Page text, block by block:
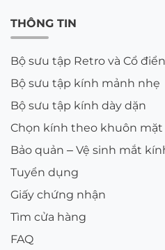
Chiết suất 1.67 ASP:
kính phẳng phẳng
râm cận của bạn nhìn
chiếc kính mát thời
bị lộ phần rìa nhựa dày
3.2. Chọn theo
(Style)
Nhuộm màu đặc
có một màu duy nhất
đậm nhạt tùy chọn
THÔNG TIN
Bộ sưu tập Retro và Cổ điển
Bộ sưu tập kính mảnh nhẹ
Bộ sưu tập kính dày dặn
Chọn kính theo khuôn mặt
Bảo quản – Vệ sinh mắt
Tuyển dụng
Giấy chứng nhận
Tìm cửa hàng
FAQ